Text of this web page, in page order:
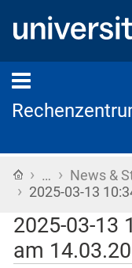
Startseite
› … › News &
› 2025-03-13
2025-03-13
am